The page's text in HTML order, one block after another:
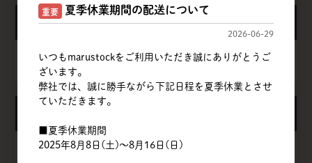
カート
カートは空です
重要 夏季休業期間の配送について
2026-06-29
いつもmarustockをご利用いただき誠にありがとうご
ざいます。
弊社では、誠に勝手ながら下記日程を夏季休業とさせ
ていただきます。
■夏季休業期間
2025年8月8日(土)～8月16日(日)